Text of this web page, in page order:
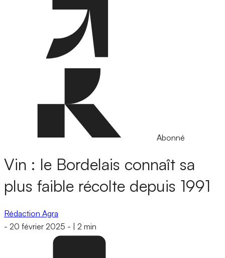
Abonné
Vin : le Bordelais connaît sa
plus faible récolte depuis 1991
Rédaction Agra
- 20 février 2025 - 2 min